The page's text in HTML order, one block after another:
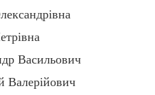
Васильович